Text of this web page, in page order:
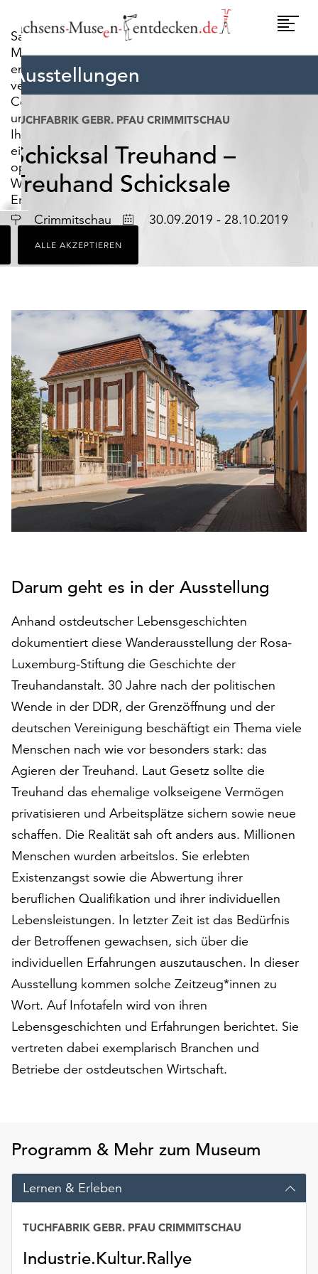
Sachsens-
Museen-
entdecken.de
verwendet
Cookies,
um
Ihnen
ein
optimales
Webseiten-
Erlebnis
zu
bieten.
Dazu
zählen
für
der
Seite
notwendig
sind
(funktionale
Cookies),
sowie
solche,
die
lediglich
werden.
Klicken
Sie
auf
„Alle
akzeptieren“,
um
Cookies
zu
akzeptieren.
Sie
können
Ihr
Einverständnis
jederzeit
ändern
und
widerrufen.
Dafür
steht
Ihnen
am
Ende
Seite
die
Schaltfläche
„Cookie-
Einstellungen“
Cookies
werden
auch
ohne
Ihr
Einverständnis
ausgeführt.
ALLE AKZEPTIEREN
Ausstellungen
TUCHFABRIK GEBR. PFAU CRIMMITSCHAU
Schicksal Treuhand –
Treuhand Schicksale
Ort Crimmitschau Datum30.09.2019 - 28.10.2019
Darum geht es in der Ausstellung
Anhand ostdeutscher Lebensgeschichten
dokumentiert diese Wanderausstellung der Rosa-
Luxemburg-Stiftung die Geschichte der
Treuhandanstalt. 30 Jahre nach der politischen
Wende in der DDR, der Grenzöffnung und der
deutschen Vereinigung beschäftigt ein Thema viele
Menschen nach wie vor besonders stark: das
Agieren der Treuhand. Laut Gesetz sollte die
Treuhand das ehemalige volkseigene Vermögen
privatisieren und Arbeitsplätze sichern sowie neue
schaffen. Die Realität sah oft anders aus. Millionen
Menschen wurden arbeitslos. Sie erlebten
Existenzangst sowie die Abwertung ihrer
beruflichen Qualifikation und ihrer individuellen
Lebensleistungen. In letzter Zeit ist das Bedürfnis
der Betroffenen gewachsen, sich über die
individuellen Erfahrungen auszutauschen. In dieser
Ausstellung kommen solche Zeitzeug*innen zu
Wort. Auf Infotafeln wird von ihren
Lebensgeschichten und Erfahrungen berichtet. Sie
vertreten dabei exemplarisch Branchen und
Betriebe der ostdeutschen Wirtschaft.
Programm & Mehr zum Museum
Lernen & Erleben
Industrie.Kultur.Rallye
TUCHFABRIK GEBR. PFAU CRIMMITSCHAU